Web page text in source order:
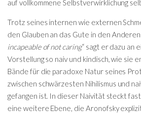
auf vollkommene Selbstverwirklichung
Trotz seines internen wie externen
den Glauben an das Gute in den Anderen
incapeable of not caring“ sagt er dazu an
Vorstellung so naiv und kindisch, wie sie
Bände für die paradoxe Natur seines
zwischen schwärzesten Nihilismus und
gefangen ist. In dieser Naivität steckt
eine weitere Ebene, die Aronofsky